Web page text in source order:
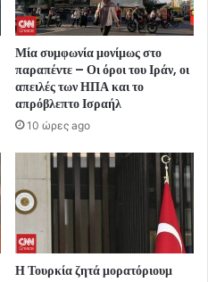
Μία συμφωνία μονίμως στο
παραπέντε – Οι όροι του Ιράν, οι
απειλές των ΗΠΑ και το
απρόβλεπτο Ισραήλ
10 ώρες ago
Η Τουρκία ζητά μορατόριουμ